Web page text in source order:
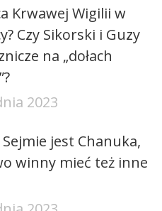
Krwawej Wigilii w
Czy Sikorski i Guzy
na „dołach
2023
Sejmie jest Chanuka,
winny mieć też inne